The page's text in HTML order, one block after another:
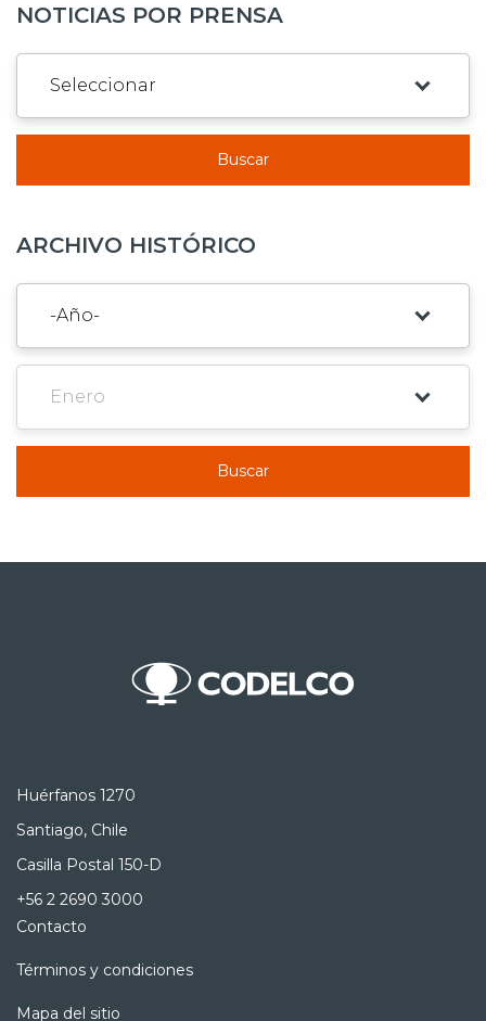
NOTICIAS POR PRENSA
Buscar
ARCHIVO HISTÓRICO
Buscar
Huérfanos 1270
Santiago, Chile
Casilla Postal 150-D
+56 2 2690 3000
Contacto
Términos y condiciones
Mapa del sitio